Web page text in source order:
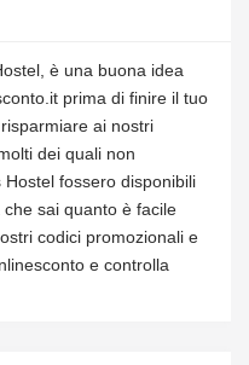
è una buona idea
prima di finire il tuo
ai nostri
dei quali non
fossero disponibili
sai quanto è facile
codici promozionali e
e controlla